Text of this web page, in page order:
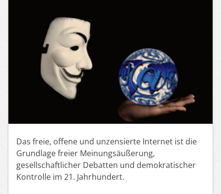
Das freie, offene und unzensierte Internet ist die
Grundlage freier Meinungsäußerung,
gesellschaftlicher Debatten und demokratischer
Kontrolle im 21. Jahrhundert.